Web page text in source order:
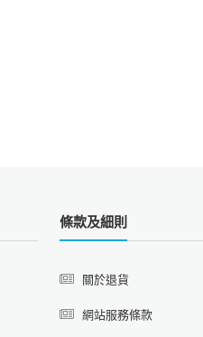
條款及細則
關於退貨
網站服務條款